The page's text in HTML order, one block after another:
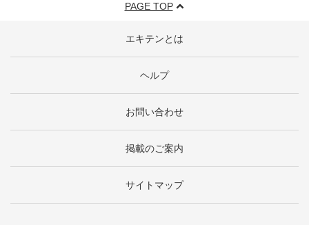
PAGE TOP
エキテンとは
ヘルプ
お問い合わせ
掲載のご案内
サイトマップ